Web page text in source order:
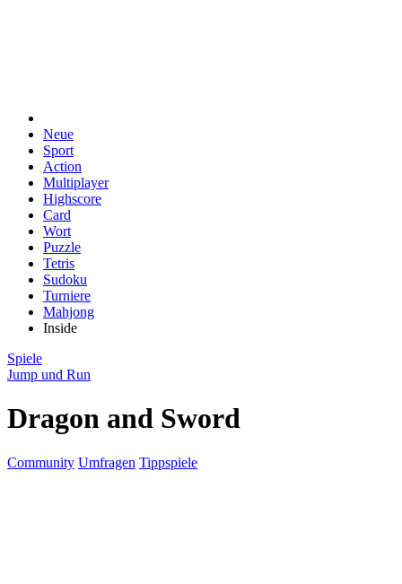
Neue
Sport
Action
Multiplayer
Highscore
Card
Wort
Puzzle
Tetris
Sudoku
Turniere
Mahjong
Inside
Spiele
Jump und Run
Dragon and Sword
Community Umfragen Tippspiele